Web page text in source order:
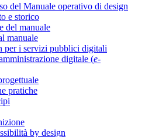
del Manuale operativo di design
e storico
del manuale
manuale
per i servizi pubblici digitali
digitale (e-
pratiche
by design